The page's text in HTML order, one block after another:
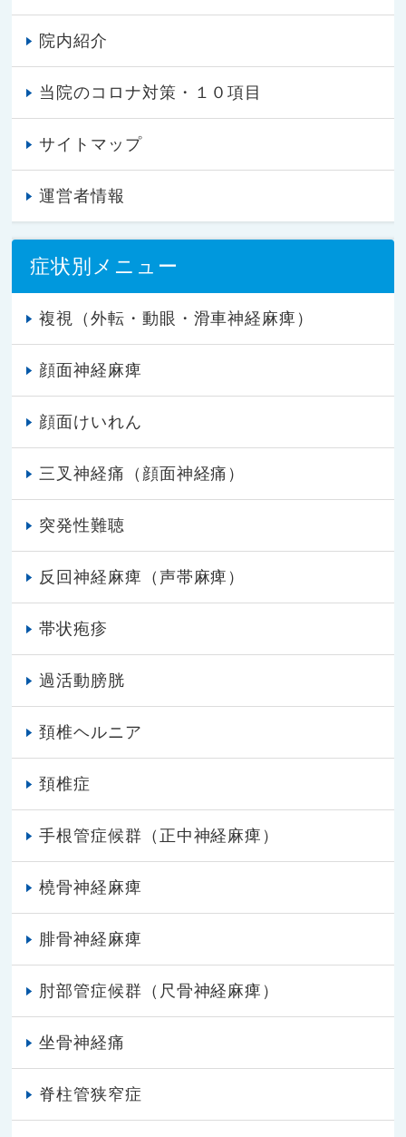
院内紹介
当院のコロナ対策・１０項目
サイトマップ
運営者情報
症状別メニュー
複視（外転・動眼・滑車神経麻痺）
顔面神経麻痺
顔面けいれん
三叉神経痛（顔面神経痛）
突発性難聴
反回神経麻痺（声帯麻痺）
帯状疱疹
過活動膀胱
頚椎ヘルニア
頚椎症
手根管症候群（正中神経麻痺）
橈骨神経麻痺
腓骨神経麻痺
肘部管症候群（尺骨神経麻痺）
坐骨神経痛
脊柱管狭窄症